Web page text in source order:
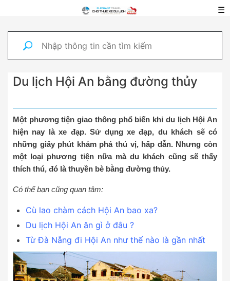
☰
Du lịch Hội An bằng đường thủy
Một phương tiện giao thông phổ biến khi du lịch Hội An
hiện nay là xe đạp. Sử dụng xe đạp, du khách sẽ có
những giây phút khám phá thú vị, hấp dẫn. Nhưng còn
một loại phương tiện nữa mà du khách cũng sẽ thấy
thích thú, đó là thuyền bè bằng đường thủy.
Có thể bạn cũng quan tâm:
Cù lao chàm cách Hội An bao xa?
Du lịch Hội An ăn gì ở đâu ?
Từ Đà Nẵng đi Hội An như thế nào là gần nhất